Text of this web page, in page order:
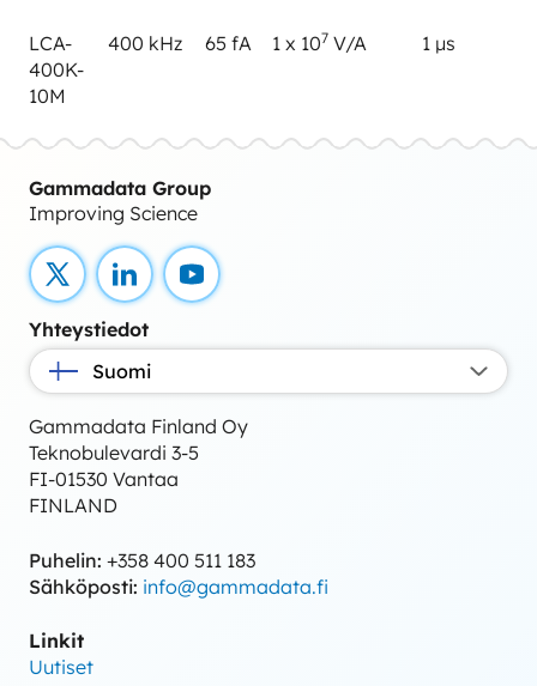
LCA-
400K-
10M
400 kHz 65 fA 1 x 107 V/A 1 µs
Gammadata Group
Improving Science
X LinkedInYouTube
Yhteystiedot
Suomi
Gammadata Finland Oy
Teknobulevardi 3-5
FI-01530 Vantaa
FINLAND
Puhelin: +358 400 511 183
Sähköposti: info@gammadata.fi
Linkit
Uutiset